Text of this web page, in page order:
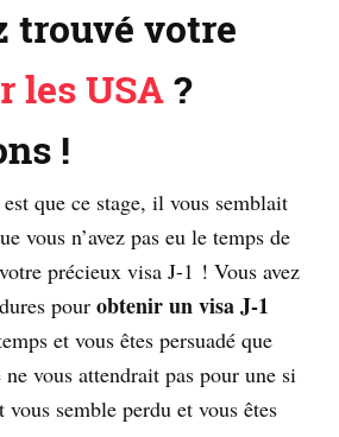
trouvé votre
les USA?
!
que ce stage, il vous semblait
vous n’avez pas eu le temps de
précieux visa J-1 ! Vous avez
pour obtenir un visa J-1
et vous êtes persuadé que
vous attendrait pas pour une si
semble perdu et vous êtes